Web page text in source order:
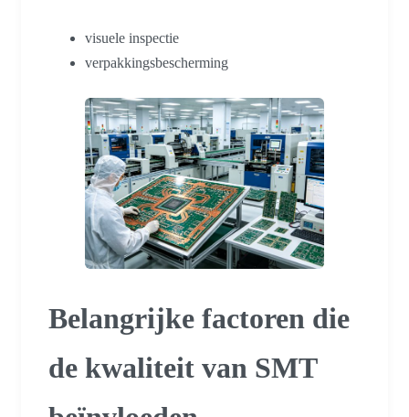
visuele inspectie
verpakkingsbescherming
Belangrijke factoren die
de kwaliteit van SMT